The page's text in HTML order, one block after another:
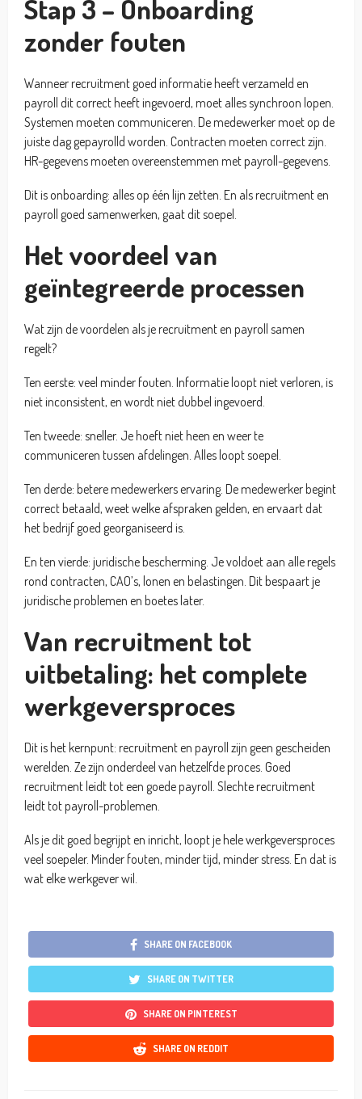
Stap 3 – Onboarding
zonder fouten
Wanneer recruitment goed informatie heeft verzameld en
payroll dit correct heeft ingevoerd, moet alles synchroon lopen.
Systemen moeten communiceren. De medewerker moet op de
juiste dag gepayrolld worden. Contracten moeten correct zijn.
HR-gegevens moeten overeenstemmen met payroll-gegevens.
Dit is onboarding: alles op één lijn zetten. En als recruitment en
payroll goed samenwerken, gaat dit soepel.
Het voordeel van
geïntegreerde processen
Wat zijn de voordelen als je recruitment en payroll samen
regelt?
Ten eerste: veel minder fouten. Informatie loopt niet verloren, is
niet inconsistent, en wordt niet dubbel ingevoerd.
Ten tweede: sneller. Je hoeft niet heen en weer te
communiceren tussen afdelingen. Alles loopt soepel.
Ten derde: betere medewerkers ervaring. De medewerker begint
correct betaald, weet welke afspraken gelden, en ervaart dat
het bedrijf goed georganiseerd is.
En ten vierde: juridische bescherming. Je voldoet aan alle regels
rond contracten, CAO’s, lonen en belastingen. Dit bespaart je
juridische problemen en boetes later.
Van recruitment tot
uitbetaling: het complete
werkgeversproces
Dit is het kernpunt: recruitment en payroll zijn geen gescheiden
werelden. Ze zijn onderdeel van hetzelfde proces. Goed
recruitment leidt tot een goede payroll. Slechte recruitment
leidt tot payroll-problemen.
Als je dit goed begrijpt en inricht, loopt je hele werkgeversproces
veel soepeler. Minder fouten, minder tijd, minder stress. En dat is
wat elke werkgever wil.
SHARE ON FACEBOOK
SHARE ON TWITTER
SHARE ON PINTEREST
SHARE ON REDDIT